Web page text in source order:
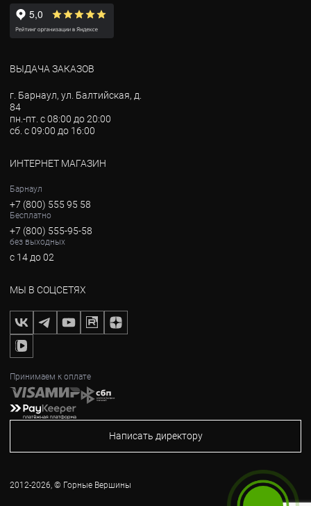
ВЫДАЧА ЗАКАЗОВ
г. Барнаул, ул. Балтийская, д.
84
пн.-пт. с 08:00 до 20:00
сб. с 09:00 до 16:00
ИНТЕРНЕТ МАГАЗИН
Барнаул
+7 (800) 555 95 58
Бесплатно
+7 (800) 555-95-58
без выходных
с 14 до 02
МЫ В СОЦСЕТЯХ
Принимаем к оплате
Написать директору
2012-2026, © Горные Вершины